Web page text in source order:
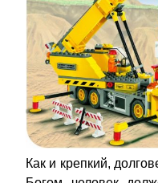
Как и крепкий,